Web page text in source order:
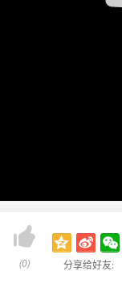

(0) 分享给好友: